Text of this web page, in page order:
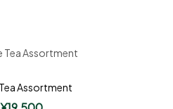
Assortment